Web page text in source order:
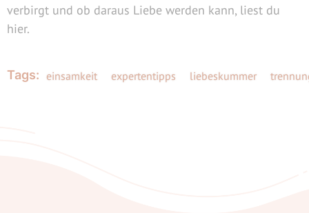
verbirgt und ob daraus Liebe werden kann, liest du
hier.
Tags: einsamkeit expertentipps liebeskummer